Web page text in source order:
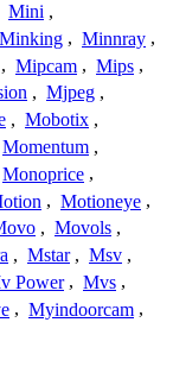
Mini ,
Minking , Minnray ,
, Mipcam , Mips ,
, Mjpeg ,
, Mobotix ,
Momentum ,
Monoprice ,
, Motioneye ,
, Movols ,
, Mstar , Msv ,
Power , Mvs ,
, Myindoorcam ,